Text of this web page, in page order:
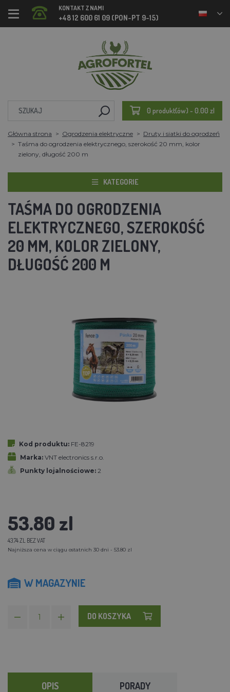
KONTAKT Z NAMI
+48 12 600 61 09 (PON-PT 9-15)
0 produkt(ów) - 0.00 zl
Główna strona Ogrodzenia elektryczne
Druty i siatki do ogrodzeń
Taśma do ogrodzenia elektrycznego, szerokość 20 mm, kolor
zielony, długość 200 m
KATEGORIE
TAŚMA DO OGRODZENIA
ELEKTRYCZNEGO, SZEROKOŚĆ
20 MM, KOLOR ZIELONY,
DŁUGOŚĆ 200 M
Kod produktu: FE-8219
Marka: VNT electronics s.r.o.
Punkty lojalnościowe: 2
53.80 zl
43.74 ZL BEZ VAT
Najniższa cena w ciągu ostatnich 30 dni - 53.80 zl
W MAGAZYNIE
DO KOSZYKA
OPIS PORADY